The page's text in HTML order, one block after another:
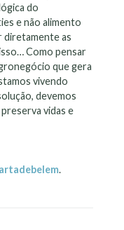
do
e não alimento
diretamente as
Como pensar
que gera
vivendo
devemos
vidas e
.